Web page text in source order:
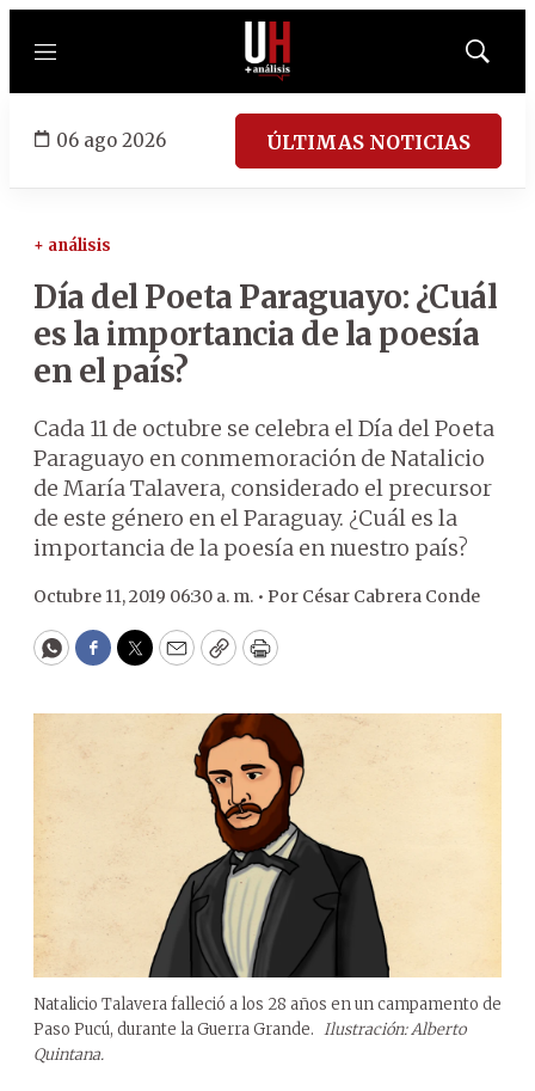
Menú
Mostrar
06 ago 2026 ÚLTIMAS NOTICIAS
+ análisis
Día del Poeta Paraguayo: ¿Cuál
es la importancia de la poesía
en el país?
Cada 11 de octubre se celebra el Día del Poeta
Paraguayo en conmemoración de Natalicio
de María Talavera, considerado el precursor
de este género en el Paraguay. ¿Cuál es la
importancia de la poesía en nuestro país?
Octubre 11, 2019 06:30 a. m. • Por César Cabrera Conde
WhatsApp
Facebook
Twitter
EmailCopyPrint
Natalicio Talavera falleció a los 28 años en un campamento de
Paso Pucú, durante la Guerra Grande. Ilustración: Alberto
Quintana.